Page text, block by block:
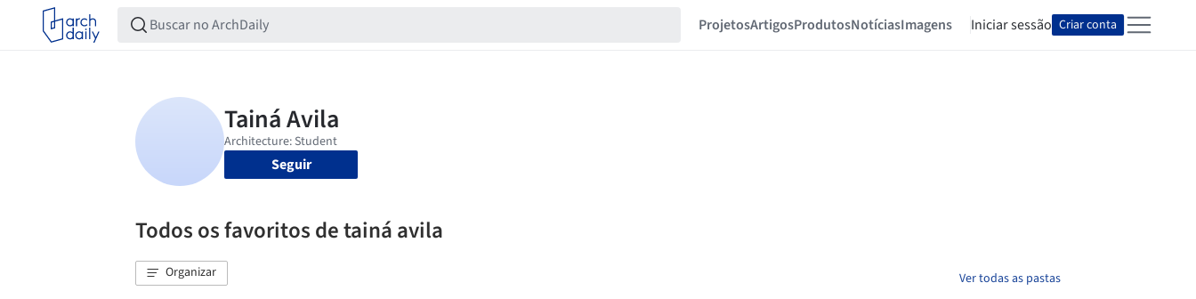
ProjetosArtigosProdutosNotíciasImagens Iniciar sessão Criar conta
Seguir
Todos os favoritos de tainá avila
Organizar Ver todas as pastas